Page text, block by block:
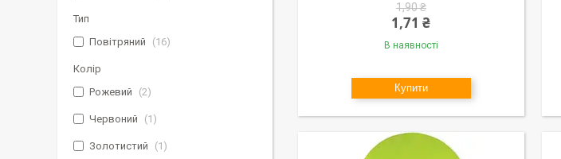
1,90 ₴
1,71 ₴
В наявності
Купити
Тип
Повітряний
16
Колір
Рожевий
2
Червоний 1
Золотистий 1